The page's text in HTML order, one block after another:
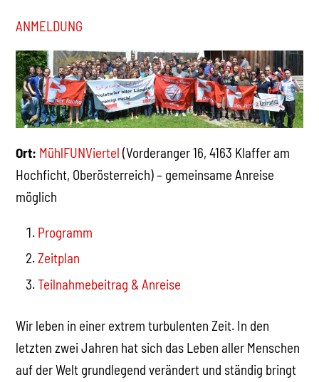
ANMELDUNG
Ort: MühlFUNViertel (Vorderanger 16, 4163 Klaffer am
Hochficht, Oberösterreich) – gemeinsame Anreise
möglich
Programm
Zeitplan
Teilnahmebeitrag & Anreise
Wir leben in einer extrem turbulenten Zeit. In den
letzten zwei Jahren hat sich das Leben aller Menschen
auf der Welt grundlegend verändert und ständig bringt